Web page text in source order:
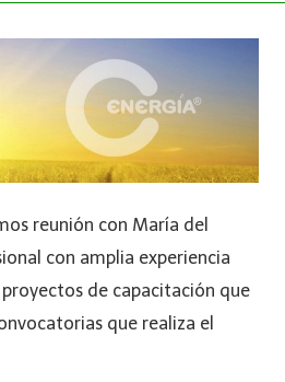
reunión con María del
con amplia experiencia
de capacitación que
que realiza el